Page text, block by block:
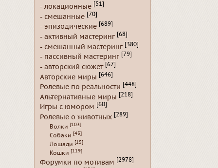
- локационные [51]
- смешанные [70]
- эпизодические [689]
- активный мастеринг [68]
- смешанный мастеринг [380]
- пассивный мастеринг [79]
- авторский сюжет [67]
Авторские миры [646]
Ролевые по реальности [448]
Альтернативные миры [218]
Игры с юмором [60]
Ролевые о животных [289]
Волки [103]
Собаки [43]
Лошади [15]
Кошки [119]
Форумки по мотивам [2978]